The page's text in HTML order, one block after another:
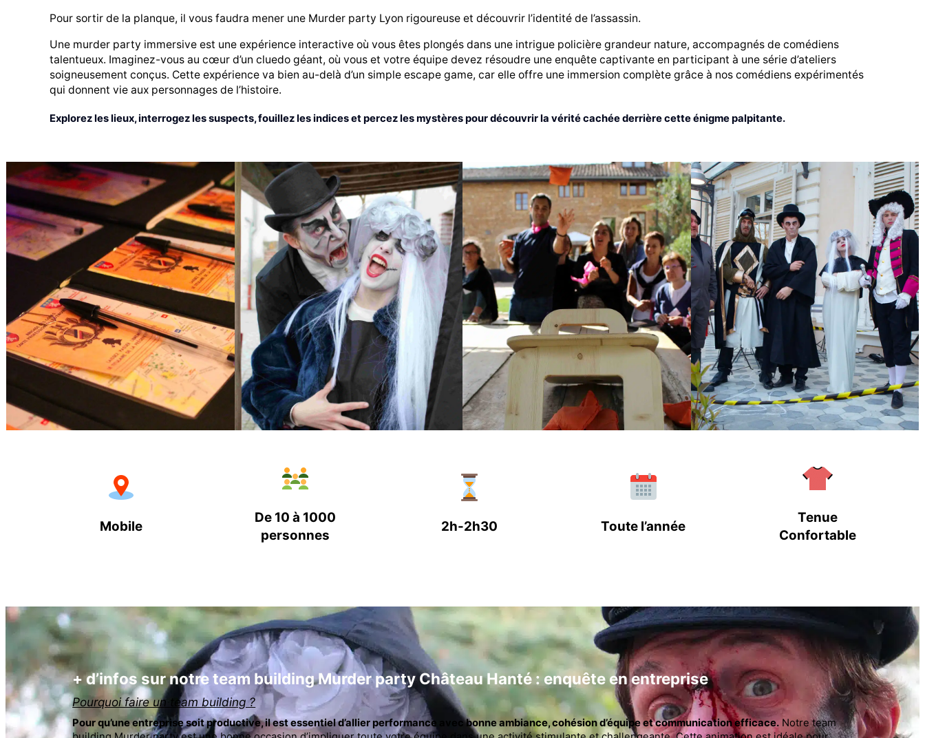
Pour sortir de la planque, il vous faudra mener une Murder party Lyon rigoureuse et découvrir l’identité de l’assassin.
Une murder party immersive est une expérience interactive où vous êtes plongés dans une intrigue policière grandeur nature, accompagnés de comédiens
talentueux. Imaginez-vous au cœur d’un cluedo géant, où vous et votre équipe devez résoudre une enquête captivante en participant à une série d’ateliers
soigneusement conçus. Cette expérience va bien au-delà d’un simple escape game, car elle offre une immersion complète grâce à nos comédiens expérimentés
qui donnent vie aux personnages de l’histoire.
Explorez les lieux, interrogez les suspects, fouillez les indices et percez les mystères pour découvrir la vérité cachée derrière cette énigme palpitante.
Mobile
De 10 à 1000
personnes
2h-2h30 Toute l’année
Tenue
Confortable
+ d’infos sur notre team buildingMurder party Château Hanté : enquête en entreprise
Pourquoi faire un team building ?
Pour qu’une entreprise soit productive, il est essentiel d’allier performance avec bonne ambiance, cohésion d’équipe et communication efficace. Notre team